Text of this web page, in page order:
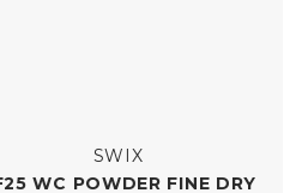
SWIX
WC POWDER FINE DRY